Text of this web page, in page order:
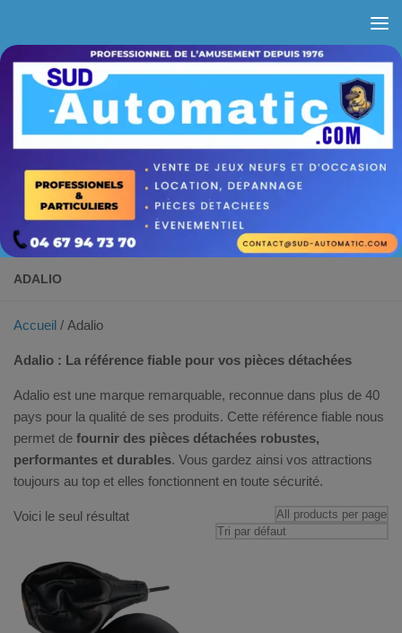
ADALIO
Accueil / Adalio
Adalio : La référence fiable pour vos pièces détachées
Adalio est une marque remarquable, reconnue dans plus de 40
pays pour la qualité de ses produits. Cette référence fiable nous
permet de fournir des pièces détachées robustes,
performantes et durables. Vous gardez ainsi vos attractions
toujours au top et elles fonctionnent en toute sécurité.
Voici le seul résultat